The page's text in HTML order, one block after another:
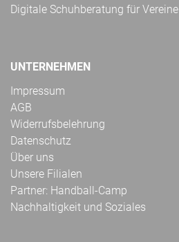
Digitale Schuhberatung für Vereine
UNTERNEHMEN
Impressum
AGB
Widerrufsbelehrung
Datenschutz
Über uns
Unsere Filialen
Partner: Handball-Camp
Nachhaltigkeit und Soziales